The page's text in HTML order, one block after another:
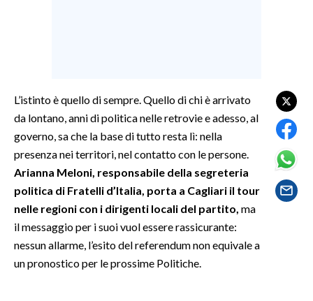
SPETTACOLI
SARDEGNA TURISMO
SARDI NEL MONDO
NOTIZIE
L’istinto è quello di sempre. Quello di chi è arrivato
da lontano, anni di politica nelle retrovie e adesso, al
governo, sa che la base di tutto resta lì: nella
presenza nei territori, nel contatto con le persone.
Arianna Meloni, responsabile della segreteria
politica di Fratelli d’Italia, porta a Cagliari il tour
nelle regioni con i dirigenti locali del partito, ma
il messaggio per i suoi vuol essere rassicurante:
nessun allarme, l’esito del referendum non equivale a
un pronostico per le prossime Politiche.